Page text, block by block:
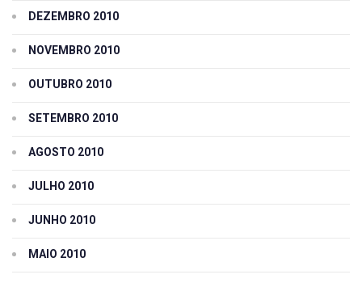
DEZEMBRO 2010
NOVEMBRO 2010
OUTUBRO 2010
SETEMBRO 2010
AGOSTO 2010
JULHO 2010
JUNHO 2010
MAIO 2010